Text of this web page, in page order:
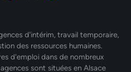
d'intérim, travail temporaire,
des ressources humaines.
d'emploi dans de nombreux
sont situées en Alsace